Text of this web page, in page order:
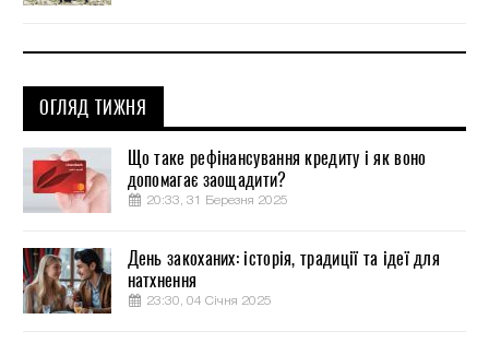
ОГЛЯД ТИЖНЯ
Що таке рефінансування кредиту і як воно
допомагає заощадити?
20:33, 31 Березня 2025
День закоханих: історія, традиції та ідеї для
натхнення
23:30, 04 Січня 2025